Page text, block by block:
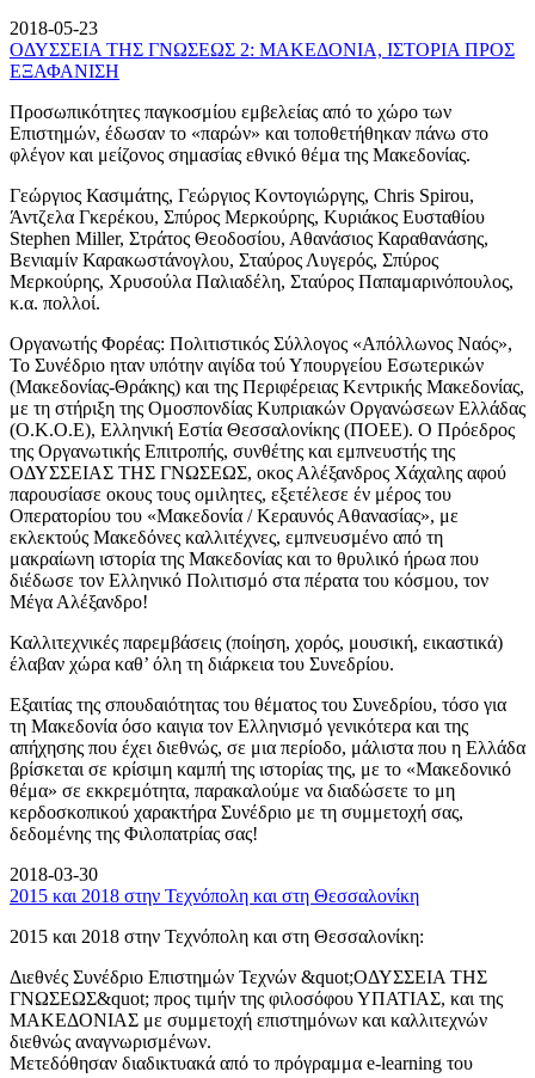
2018-05-23
ΟΔΥΣΣΕΙΑ ΤΗΣ ΓΝΩΣΕΩΣ 2: ΜΑΚΕΔΟΝΙΑ, ΙΣΤΟΡΙΑ ΠΡΟΣ
ΕΞΑΦΑΝΙΣΗ
Προσωπικότητες παγκοσμίου εμβελείας από το χώρο των
Επιστημών, έδωσαν το «παρών» και τοποθετήθηκαν πάνω στο
φλέγον και μείζονος σημασίας εθνικό θέμα της Μακεδονίας.
Γεώργιος Κασιμάτης, Γεώργιος Κοντογιώργης, Chris Spirou,
Άντζελα Γκερέκου, Σπύρος Μερκούρης, Κυριάκος Ευσταθίου
Stephen Miller, Στράτος Θεοδοσίου, Αθανάσιος Καραθανάσης,
Βενιαμίν Καρακωστάνογλου, Σταύρος Λυγερός, Σπύρος
Μερκούρης, Χρυσούλα Παλιαδέλη, Σταύρος Παπαμαρινόπουλος,
κ.α. πολλοί.
Οργανωτής Φορέας: Πολιτιστικός Σύλλογος «Απόλλωνος Ναός»,
Το Συνέδριο ηταν υπότην αιγίδα τού Υπουργείου Εσωτερικών
(Μακεδονίας-Θράκης) και της Περιφέρειας Κεντρικής Μακεδονίας,
με τη στήριξη της Ομοσπονδίας Κυπριακών Οργανώσεων Ελλάδας
(Ο.Κ.Ο.Ε), Ελληνική Εστία Θεσσαλονίκης (ΠΟΕΕ). Ο Πρόεδρος
της Οργανωτικής Επιτροπής, συνθέτης και εμπνευστής της
ΟΔΥΣΣΕΙΑΣ ΤΗΣ ΓΝΩΣΕΩΣ, οκος Αλέξανδρος Χάχαλης αφού
παρουσίασε οκους τους ομιλητες, εξετέλεσε έν μέρος του
Οπερατορίου του «Μακεδονία / Κεραυνός Αθανασίας», με
εκλεκτούς Μακεδόνες καλλιτέχνες, εμπνευσμένο από τη
μακραίωνη ιστορία της Μακεδονίας και το θρυλικό ήρωα που
διέδωσε τον Ελληνικό Πολιτισμό στα πέρατα του κόσμου, τον
Μέγα Αλέξανδρο!
Καλλιτεχνικές παρεμβάσεις (ποίηση, χορός, μουσική, εικαστικά)
έλαβαν χώρα καθ’ όλη τη διάρκεια του Συνεδρίου.
Εξαιτίας της σπουδαιότητας του θέματος του Συνεδρίου, τόσο για
τη Μακεδονία όσο καιγια τον Ελληνισμό γενικότερα και της
απήχησης που έχει διεθνώς, σε μια περίοδο, μάλιστα που η Ελλάδα
βρίσκεται σε κρίσιμη καμπή της ιστορίας της, με το «Μακεδονικό
θέμα» σε εκκρεμότητα, παρακαλούμε να διαδώσετε το μη
κερδοσκοπικού χαρακτήρα Συνέδριο με τη συμμετοχή σας,
δεδομένης της Φιλοπατρίας σας!
2018-03-30
2015 και 2018 στην Τεχνόπολη και στη Θεσσαλονίκη
2015 και 2018 στην Τεχνόπολη και στη Θεσσαλονίκη:
Διεθνές Συνέδριο Επιστημών Τεχνών &quot;ΟΔΥΣΣΕΙΑ ΤΗΣ
ΓΝΩΣΕΩΣ&quot; προς τιμήν της φιλοσόφου ΥΠΑΤΙΑΣ, και της
ΜΑΚΕΔΟΝΙΑΣ με συμμετοχή επιστημόνων και καλλιτεχνών
διεθνώς αναγνωρισμένων.
Μετεδόθησαν διαδικτυακά από το πρόγραμμα e-learning του